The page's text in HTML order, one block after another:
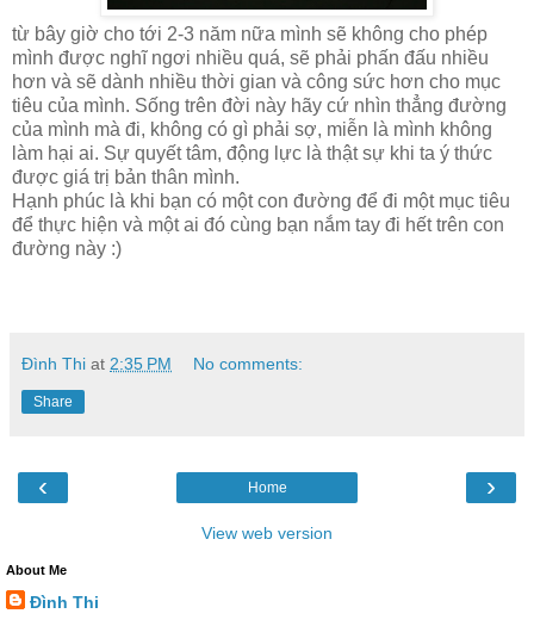
từ bây giờ cho tới 2-3 năm nữa mình sẽ không cho phép
mình được nghĩ ngơi nhiều quá, sẽ phải phấn đấu nhiều
hơn và sẽ dành nhiều thời gian và công sức hơn cho mục
tiêu của mình. Sống trên đời này hãy cứ nhìn thẳng đường
của mình mà đi, không có gì phải sợ, miễn là mình không
làm hại ai. Sự quyết tâm, động lực là thật sự khi ta ý thức
được giá trị bản thân mình.
Hạnh phúc là khi bạn có một con đường để đi một mục tiêu
để thực hiện và một ai đó cùng bạn nắm tay đi hết trên con
đường này :)
Đình Thi at 2:35 PM No comments:
Share
‹ ›
Home
View web version
About Me
Đình Thi